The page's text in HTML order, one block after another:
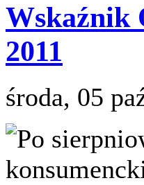
Wskaźnik
2011
środa, 05
Po